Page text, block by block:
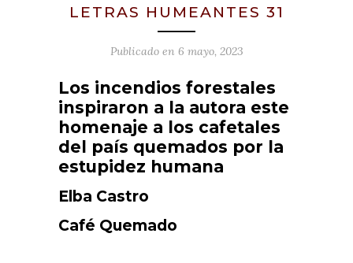
LETRAS HUMEANTES 31
Publicado en 6 mayo, 2023
Los incendios forestales
inspiraron a la autora este
homenaje a los cafetales
del país quemados por la
estupidez humana
Elba Castro
Café Quemado